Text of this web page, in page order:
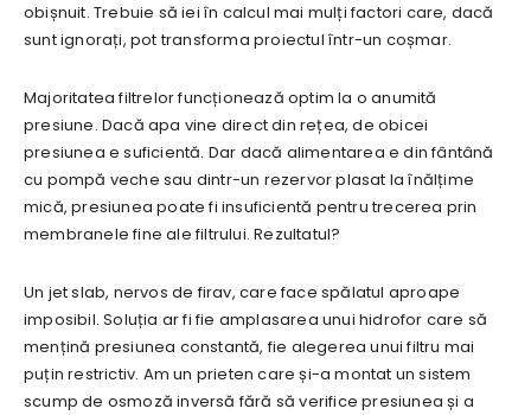
obișnuit. Trebuie să iei în calcul mai mulți factori care, dacă
sunt ignorați, pot transforma proiectul într-un coșmar.
Majoritatea filtrelor funcționează optim la o anumită
presiune. Dacă apa vine direct din rețea, de obicei
presiunea e suficientă. Dar dacă alimentarea e din fântână
cu pompă veche sau dintr-un rezervor plasat la înălțime
mică, presiunea poate fi insuficientă pentru trecerea prin
membranele fine ale filtrului. Rezultatul?
Un jet slab, nervos de firav, care face spălatul aproape
imposibil. Soluția ar fi fie amplasarea unui hidrofor care să
mențină presiunea constantă, fie alegerea unui filtru mai
puțin restrictiv. Am un prieten care și-a montat un sistem
scump de osmoză inversă fără să verifice presiunea și a